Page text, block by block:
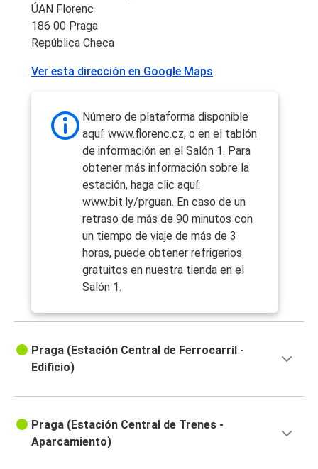
ÚAN Florenc
186 00 Praga
República Checa
Ver esta dirección en Google Maps
Número de plataforma disponible
aquí: www.florenc.cz, o en el tablón
de información en el Salón 1. Para
obtener más información sobre la
estación, haga clic aquí:
www.bit.ly/prguan. En caso de un
retraso de más de 90 minutos con
un tiempo de viaje de más de 3
horas, puede obtener refrigerios
gratuitos en nuestra tienda en el
Salón 1.
Praga (Estación Central de Ferrocarril -
Edificio)
Praga (Estación Central de Trenes -
Aparcamiento)